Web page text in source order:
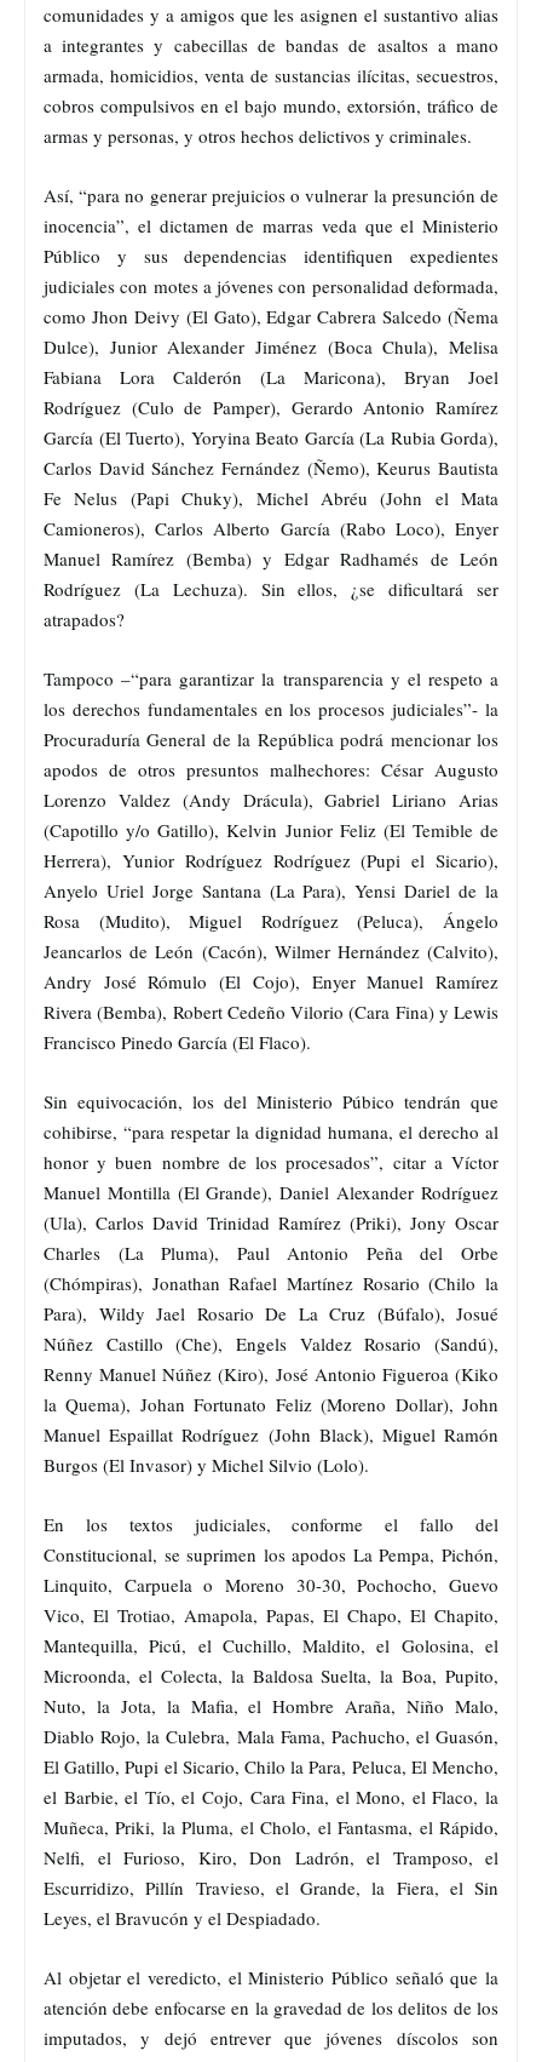
comunidades y a amigos que les asignen el sustantivo alias
a integrantes y cabecillas de bandas de asaltos a mano
armada, homicidios, venta de sustancias ilícitas, secuestros,
cobros compulsivos en el bajo mundo, extorsión, tráfico de
armas y personas, y otros hechos delictivos y criminales.
Así, “para no generar prejuicios o vulnerar la presunción de
inocencia”, el dictamen de marras veda que el Ministerio
Público y sus dependencias identifiquen expedientes
judiciales con motes a jóvenes con personalidad deformada,
como Jhon Deivy (El Gato), Edgar Cabrera Salcedo (Ñema
Dulce), Junior Alexander Jiménez (Boca Chula), Melisa
Fabiana Lora Calderón (La Maricona), Bryan Joel
Rodríguez (Culo de Pamper), Gerardo Antonio Ramírez
García (El Tuerto), Yoryina Beato García (La Rubia Gorda),
Carlos David Sánchez Fernández (Ñemo), Keurus Bautista
Fe Nelus (Papi Chuky), Michel Abréu (John el Mata
Camioneros), Carlos Alberto García (Rabo Loco), Enyer
Manuel Ramírez (Bemba) y Edgar Radhamés de León
Rodríguez (La Lechuza). Sin ellos, ¿se dificultará ser
atrapados?
Tampoco –“para garantizar la transparencia y el respeto a
los derechos fundamentales en los procesos judiciales”- la
Procuraduría General de la República podrá mencionar los
apodos de otros presuntos malhechores: César Augusto
Lorenzo Valdez (Andy Drácula), Gabriel Liriano Arias
(Capotillo y/o Gatillo), Kelvin Junior Feliz (El Temible de
Herrera), Yunior Rodríguez Rodríguez (Pupi el Sicario),
Anyelo Uriel Jorge Santana (La Para), Yensi Dariel de la
Rosa (Mudito), Miguel Rodríguez (Peluca), Ángelo
Jeancarlos de León (Cacón), Wilmer Hernández (Calvito),
Andry José Rómulo (El Cojo), Enyer Manuel Ramírez
Rivera (Bemba), Robert Cedeño Vilorio (Cara Fina) y Lewis
Francisco Pinedo García (El Flaco).
Sin equivocación, los del Ministerio Púbico tendrán que
cohibirse, “para respetar la dignidad humana, el derecho al
honor y buen nombre de los procesados”, citar a Víctor
Manuel Montilla (El Grande), Daniel Alexander Rodríguez
(Ula), Carlos David Trinidad Ramírez (Priki), Jony Oscar
Charles (La Pluma), Paul Antonio Peña del Orbe
(Chómpiras), Jonathan Rafael Martínez Rosario (Chilo la
Para), Wildy Jael Rosario De La Cruz (Búfalo), Josué
Núñez Castillo (Che), Engels Valdez Rosario (Sandú),
Renny Manuel Núñez (Kiro), José Antonio Figueroa (Kiko
la Quema), Johan Fortunato Feliz (Moreno Dollar), John
Manuel Espaillat Rodríguez (John Black), Miguel Ramón
Burgos (El Invasor) y Michel Silvio (Lolo).
En los textos judiciales, conforme el fallo del
Constitucional, se suprimen los apodos La Pempa, Pichón,
Linquito, Carpuela o Moreno 30-30, Pochocho, Guevo
Vico, El Trotiao, Amapola, Papas, El Chapo, El Chapito,
Mantequilla, Picú, el Cuchillo, Maldito, el Golosina, el
Microonda, el Colecta, la Baldosa Suelta, la Boa, Pupito,
Nuto, la Jota, la Mafia, el Hombre Araña, Niño Malo,
Diablo Rojo, la Culebra, Mala Fama, Pachucho, el Guasón,
El Gatillo, Pupi el Sicario, Chilo la Para, Peluca, El Mencho,
el Barbie, el Tío, el Cojo, Cara Fina, el Mono, el Flaco, la
Muñeca, Priki, la Pluma, el Cholo, el Fantasma, el Rápido,
Nelfi, el Furioso, Kiro, Don Ladrón, el Tramposo, el
Escurridizo, Pillín Travieso, el Grande, la Fiera, el Sin
Leyes, el Bravucón y el Despiadado.
Al objetar el veredicto, el Ministerio Público señaló que la
atención debe enfocarse en la gravedad de los delitos de los
imputados, y dejó entrever que jóvenes díscolos son